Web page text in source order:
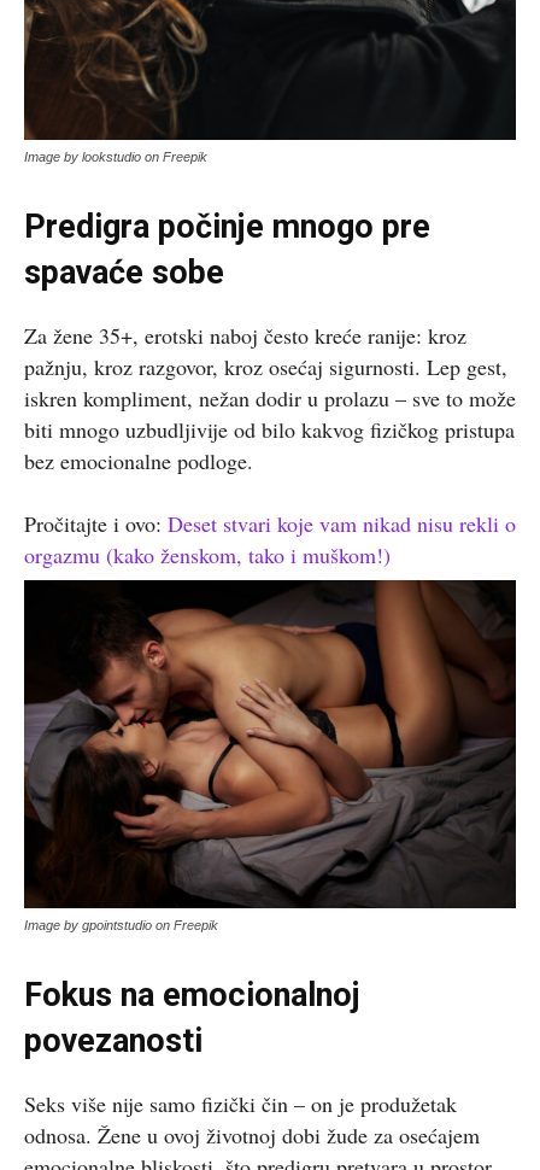
Image by lookstudio on Freepik
Predigra počinje mnogo pre
spavaće sobe
Za žene 35+, erotski naboj često kreće ranije: kroz
pažnju, kroz razgovor, kroz osećaj sigurnosti. Lep gest,
iskren kompliment, nežan dodir u prolazu – sve to može
biti mnogo uzbudljivije od bilo kakvog fizičkog pristupa
bez emocionalne podloge.
Pročitajte i ovo: Deset stvari koje vam nikad nisu rekli o
orgazmu (kako ženskom, tako i muškom!)
Image by gpointstudio on Freepik
Fokus na emocionalnoj
povezanosti
Seks više nije samo fizički čin – on je produžetak
odnosa. Žene u ovoj životnoj dobi žude za osećajem